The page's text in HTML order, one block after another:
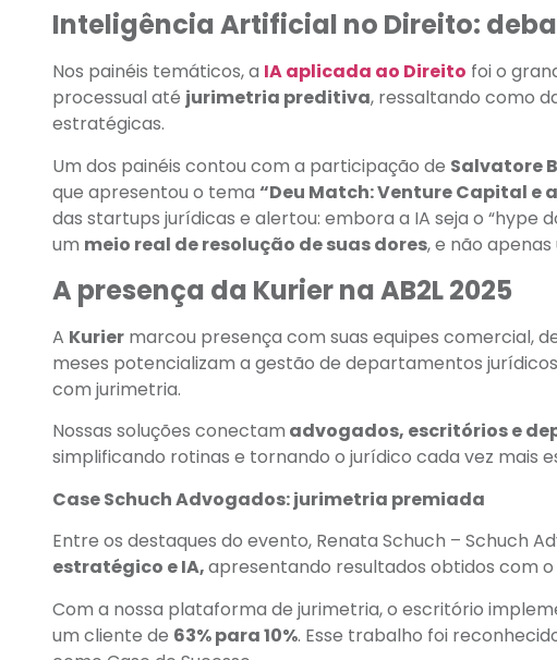
Inteligência Artificial no Direito:
Nos painéis temáticos, a IA aplicada ao Direito foi o
processual até jurimetria preditiva, ressaltando como
estratégicas.
Um dos painéis contou com a participação de Salvatore
que apresentou o tema “Deu Match: Venture Capital e
das startups jurídicas e alertou: embora a IA seja o “hype
um meio real de resolução de suas dores, e não
A presença da Kurier na AB2L 2025
A Kurier marcou presença com suas equipes comercial,
meses potencializam a gestão de departamentos
com jurimetria.
Nossas soluções conectam advogados, escritórios e
simplificando rotinas e tornando o jurídico cada vez mais
Case Schuch Advogados: jurimetria premiada
Entre os destaques do evento, Renata Schuch – Schuch
estratégico e IA,apresentando resultados obtidos com o
Com a nossa plataforma de jurimetria, o escritório
um cliente de 63% para 10%. Esse trabalho foi